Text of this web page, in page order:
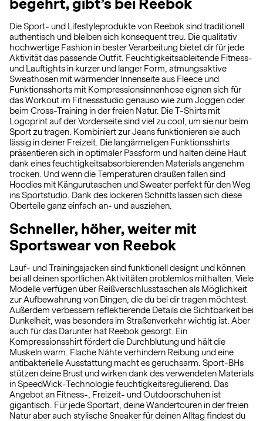
begehrt, gibt’s bei Reebok
Die Sport- und Lifestyleprodukte von Reebok sind traditionell
authentisch und bleiben sich konsequent treu. Die qualitativ
hochwertige Fashion in bester Verarbeitung bietet dir für jede
Aktivität das passende Outfit. Feuchtigkeitsableitende Fitness-
und Lauftights in kurzer und langer Form, atmungsaktive
Sweathosen mit wärmender Innenseite aus Fleece und
Funktionsshorts mit Kompressionsinnenhose eignen sich für
das Workout im Fitnessstudio genauso wie zum Joggen oder
beim Cross-Training in der freien Natur. Die T-Shirts mit
Logoprint auf der Vorderseite sind viel zu cool, um sie nur beim
Sport zu tragen. Kombiniert zur Jeans funktionieren sie auch
lässig in deiner Freizeit. Die langärmeligen Funktionsshirts
präsentieren sich in optimaler Passform und halten deine Haut
dank eines feuchtigkeitsabsorbierenden Materials angenehm
trocken. Und wenn die Temperaturen draußen fallen sind
Hoodies mit Kängurutaschen und Sweater perfekt für den Weg
ins Sportstudio. Dank des lockeren Schnitts lassen sich diese
Oberteile ganz einfach an- und ausziehen.
Schneller, höher, weiter mit
Sportswear von Reebok
Lauf- und Trainingsjacken sind funktionell designt und können
bei all deinen sportlichen Aktivitäten problemlos mithalten. Viele
Modelle verfügen über Reißverschlusstaschen als Möglichkeit
zur Aufbewahrung von Dingen, die du bei dir tragen möchtest.
Außerdem verbessern reflektierende Details die Sichtbarkeit bei
Dunkelheit, was besonders im Straßenverkehr wichtig ist. Aber
auch für das Darunter hat Reebok gesorgt. Ein
Kompressionsshirt fördert die Durchblutung und hält die
Muskeln warm. Flache Nähte verhindern Reibung und eine
antibakterielle Ausstattung macht es geruchsarm. Sport-BHs
stützen deine Brust und wirken dank des verwendeten Materials
in SpeedWick-Technologie feuchtigkeitsregulierend. Das
Angebot an Fitness-, Freizeit- und Outdoorschuhen ist
gigantisch. Für jede Sportart, deine Wandertouren in der freien
Natur aber auch stylische Sneaker für deinen Alltag findest du